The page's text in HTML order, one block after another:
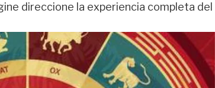
direccione la experiencia completa del